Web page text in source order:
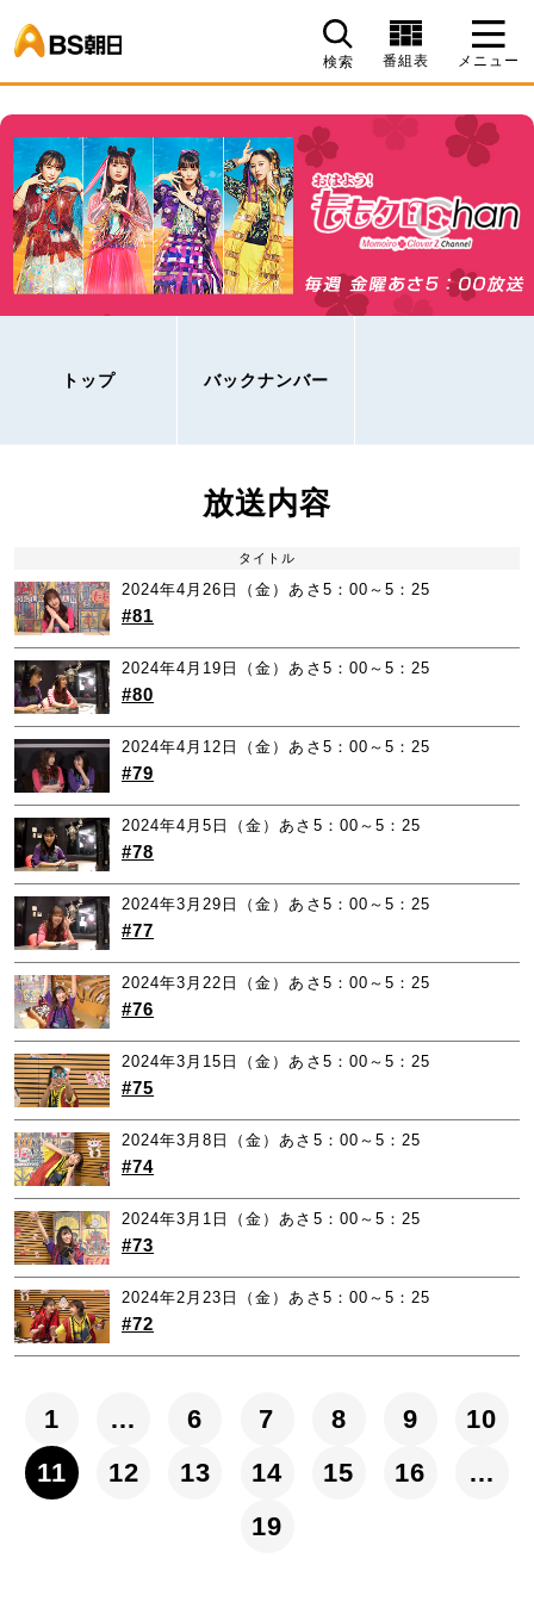
検索 番組表 メニュー
トップ バックナンバー
放送内容
タイトル
2024年4月26日（金）あさ5：00～5：25
#81
2024年4月19日（金）あさ5：00～5：25
#80
2024年4月12日（金）あさ5：00～5：25
#79
2024年4月5日（金）あさ5：00～5：25
#78
2024年3月29日（金）あさ5：00～5：25
#77
2024年3月22日（金）あさ5：00～5：25
#76
2024年3月15日（金）あさ5：00～5：25
#75
2024年3月8日（金）あさ5：00～5：25
#74
2024年3月1日（金）あさ5：00～5：25
#73
2024年2月23日（金）あさ5：00～5：25
#72
1 … 6 7 8 9
10
11
12 13 14 15 16
…
19